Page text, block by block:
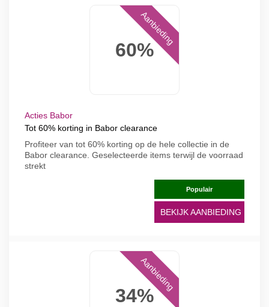
60%
Aanbieding
Acties Babor
Tot 60% korting in Babor clearance
Profiteer van tot 60% korting op de hele collectie in de
Babor clearance. Geselecteerde items terwijl de voorraad
strekt
Populair
BEKIJK AANBIEDING
34%
Aanbieding